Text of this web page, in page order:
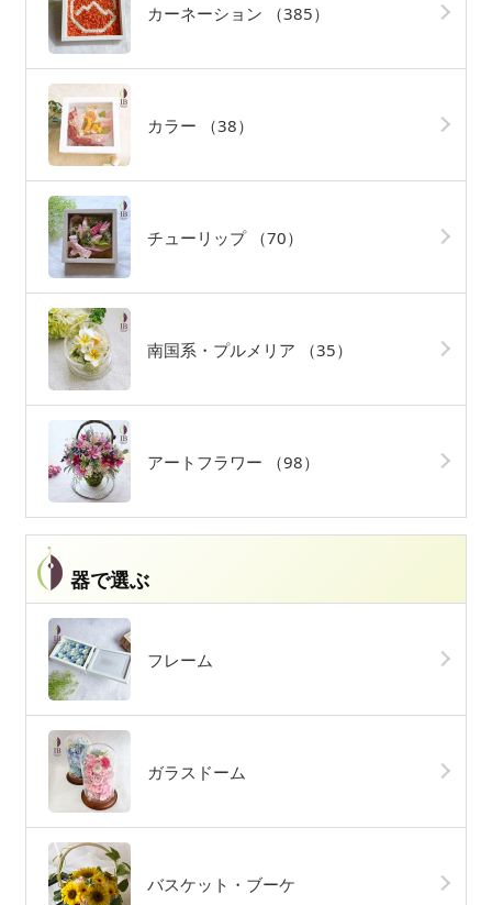
カーネーション （385）
カラー （38）
チューリップ （70）
南国系・プルメリア （35）
アートフラワー （98）
器で選ぶ
フレーム
ガラスドーム
バスケット・ブーケ